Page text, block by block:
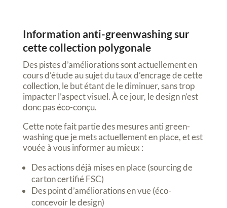
Information anti-greenwashing sur
cette collection polygonale
Des pistes d’améliorations sont actuellement en
cours d’étude au sujet du taux d’encrage de cette
collection, le but étant de le diminuer, sans trop
impacter l’aspect visuel. À ce jour, le design n’est
donc pas éco-conçu.
Cette note fait partie des mesures anti green-
washing que je mets actuellement en place, et est
vouée à vous informer au mieux :
Des actions déjà mises en place (sourcing de
carton certifié FSC)
Des point d’améliorations en vue (éco-
concevoir le design)